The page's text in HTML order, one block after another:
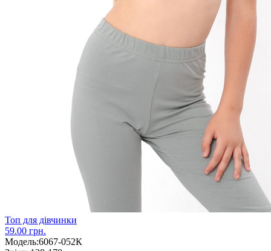
Топ для дівчинки
59.00 грн.
Модель:6067-052К